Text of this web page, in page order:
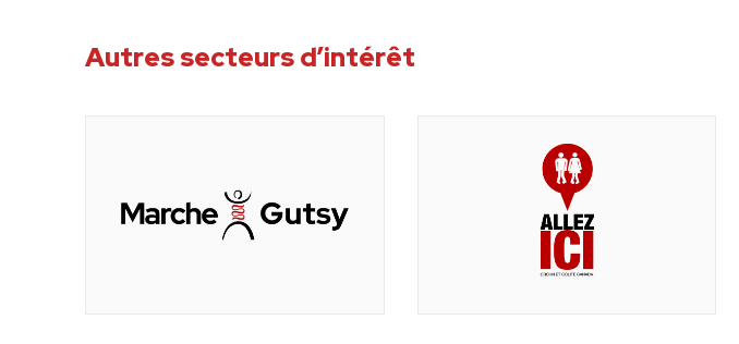
Autres secteurs d’intérêt